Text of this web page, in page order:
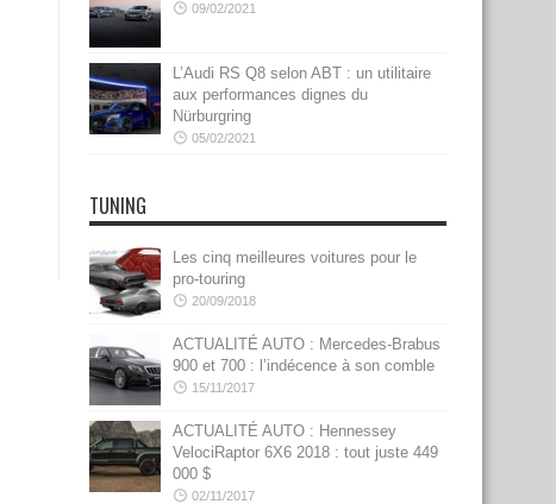
09/02/2021
L’Audi RS Q8 selon ABT : un utilitaire
aux performances dignes du
Nürburgring
05/02/2021
TUNING
Les cinq meilleures voitures pour le
pro-touring
20/09/2018
ACTUALITÉ AUTO : Mercedes-Brabus
900 et 700 : l’indécence à son comble
15/11/2017
ACTUALITÉ AUTO : Hennessey
VelociRaptor 6X6 2018 : tout juste 449
000 $
02/11/2017